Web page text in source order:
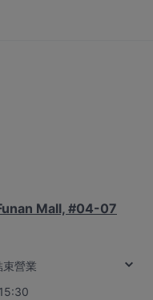
Mall, #04-07
營業